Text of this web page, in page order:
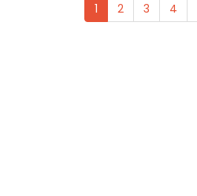
1 2 3 4